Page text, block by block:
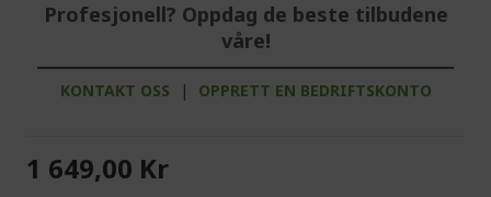
Profesjonell? Oppdag de beste tilbudene
våre!
KONTAKT OSS | OPPRETT EN BEDRIFTSKONTO
1 649,00 Kr